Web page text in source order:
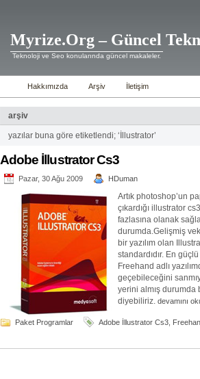
Myrize.Org – Güncel
Teknoloji ve Seo konularında güncel makaleler.
Hakkımızda Arşiv İletişim
arşiv
yazılar buna göre etiketlendi; ‘İllustrator’
Adobe İllustrator Cs3
Pazar, 30 Ağu 2009 HDuman
Artık photoshop’un
çıkardığı illustrator
fazlasına olanak
durumda.Gelişmiş
bir yazılım olan
standardıdır. En
Freehand adlı
geçebileceğini
yerini almış
diyebiliriz. devamını
Paket Programlar Adobe İllustrator Cs3